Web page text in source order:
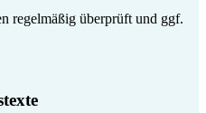
regelmäßig überprüft und ggf.